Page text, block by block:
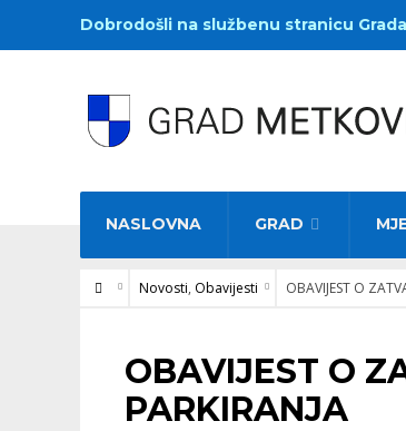
Dobrodošli na službenu stranicu
NASLOVNA GRAD
Novosti, Obavijesti OBAVIJEST O
NOVOSTI •OBAVIJESTI
OBAVIJEST O
PARKIRANJA